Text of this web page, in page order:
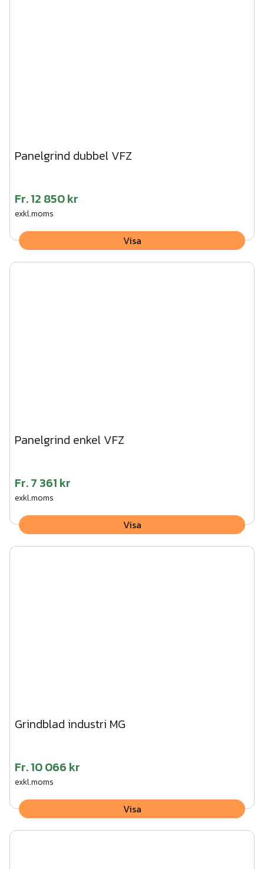
Panelgrind dubbel VFZ
Fr.12 850 kr
exkl.moms
Visa
Panelgrind enkel VFZ
Fr.7 361 kr
exkl.moms
Visa
Grindblad industri MG
Fr.10 066 kr
exkl.moms
Visa